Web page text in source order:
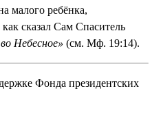
малого ребёнка,
сказал Сам Спаситель
Небесное» (см. Мф. 19:14).
Фонда президентских